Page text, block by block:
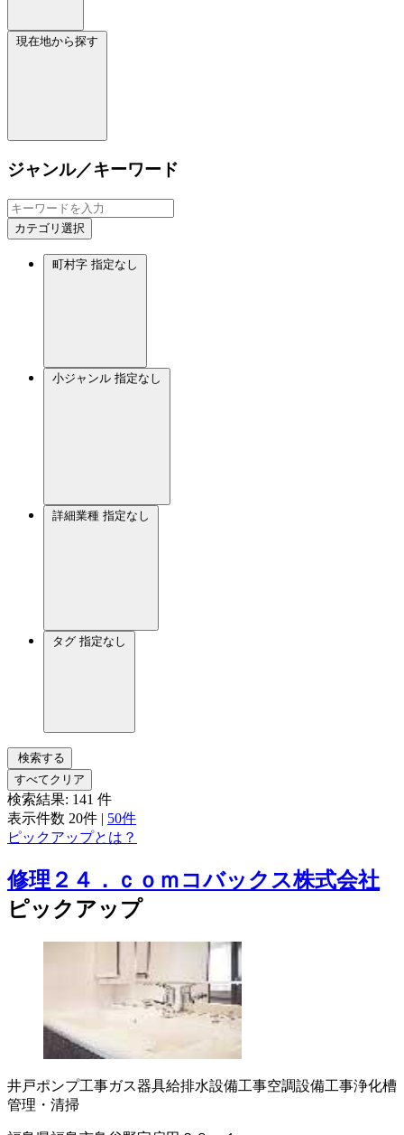
現在地から探す
ジャンル／キーワード
カテゴリ選択
町村字 指定なし
小ジャンル 指定なし
詳細業種 指定なし
タグ 指定なし
検索する
すべてクリア
検索結果: 141 件
表示件数 20件 | 50件
ピックアップとは？
修理２４．ｃｏｍコバックス株式会社
ピックアップ
井戸ポンプ工事ガス器具給排水設備工事空調設備工事浄化槽
管理・清掃